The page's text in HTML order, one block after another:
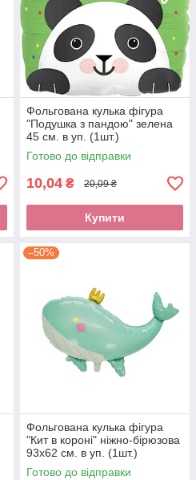
Фольгована кулька фігура
"Подушка з пандою" зелена
45 см. в уп. (1шт.)
Готово до відправки
10,04 ₴ 20,09 ₴
Купити
–50%
Фольгована кулька фігура
"Кит в короні" ніжно-бірюзова
93х62 см. в уп. (1шт.)
Готово до відправки